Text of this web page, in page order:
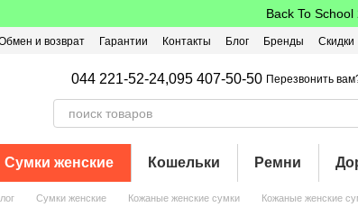
Back To
и возврат Гарантии Контакты Блог Бренды Скидки
044 221-52-24,095 407-50-50 Перезвонить
Сумки женские Кошельки Ремни
Сумки женские Кожаные женские сумки Кожаные женские